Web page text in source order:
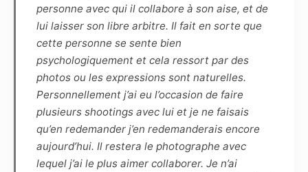
uniquement par le photographe, sans
engagement sur le nombre. Pour indication,
pour une séance de 1h30, une dizaine de
photos sont généralement retenues.
Le photographe s’engage à remettre sous 5
semaines, par voie numérique, les
photographies de la séance. La haute définition
(dossier HD) permettra de faire des
impressions non lucratives, sans contrainte de
temps ou de quantité, tandis que la basse
personne avec qui il collabore à son aise, et de
lui laisser son libre arbitre. Il fait en sorte que
cette personne se sente bien
psychologiquement et cela ressort par des
photos ou les expressions sont naturelles.
Personnellement j’ai eu l’occasion de faire
plusieurs shootings avec lui et je ne faisais
qu’en redemander j’en redemanderais encore
aujourd’hui. Il restera le photographe avec
lequel j’ai le plus aimer collaborer. Je n’ai